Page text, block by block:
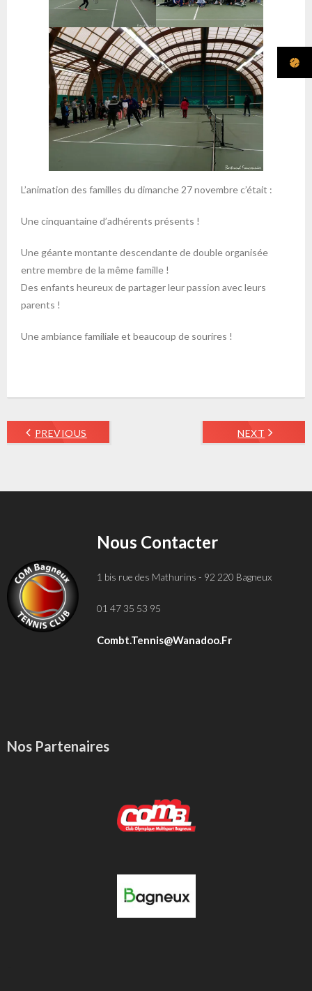
L’animation des familles du dimanche 27 novembre c’était :
Une cinquantaine d’adhérents présents !
Une géante montante descendante de double organisée
entre membre de la même famille !
Des enfants heureux de partager leur passion avec leurs
parents !
Une ambiance familiale et beaucoup de sourires !
PREVIOUS NEXT
Nous Contacter
1 bis rue des Mathurins - 92 220 Bagneux
01 47 35 53 95
Combt.tennis@wanadoo.fr
Nos Partenaires